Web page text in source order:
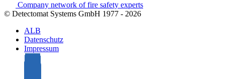
Company network of fire safety experts
© Detectomat Systems GmbH 1977 - 2026
ALB
Datenschutz
Impressum